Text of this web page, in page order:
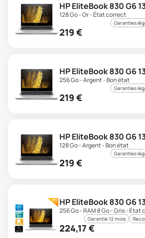
HP EliteBook 830 G6
128 Go - Or - État correct
Garanties
219 €
HP EliteBook 830 G6
256 Go - Argent - Bon état
Garanties
219 €
HP EliteBook 830 G6
128 Go - Argent - Bon état
Garanties
219 €
HP EliteBook 830 G6
256 Go - RAM 8 Go - Gris - État
Garantie 12 mois
224,17 €